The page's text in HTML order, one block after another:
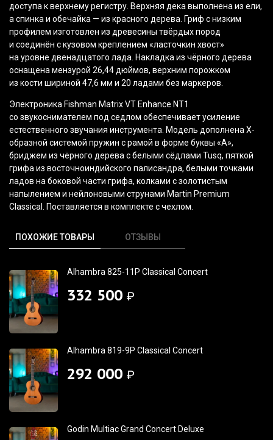
доступа к верхнему регистру. Верхняя дека выполнена из ели,
а спинка и обечайка — из красного дерева. Гриф с низким
профилем изготовлен из древесины твёрдых пород
и соединён с кузовом креплением «ласточкин хвост»
на уровне двенадцатого лада. Накладка из чёрного дерева
оснащена мензурой 26,44 дюймов, верхним порожком
из кости шириной 47,6 мм и 20 ладами без маркеров.
Электроника Fishman Matrix VT Enhance NT1
со звукоснимателем под седлом обеспечивает усиление
естественного звучания инструмента. Модель дополнена X-
образной системой пружин с рамой в форме буквы «А»,
бриджем из чёрного дерева с белыми сёдлами Tusq, пяткой
грифа из восточноиндийского палисандра, белыми точками
ладов на боковой части грифа, колками с золотистым
напылением и нейлоновыми струнами Martin Premium
Classical. Поставляется в комплекте с чехлом.
ПОХОЖИЕ ТОВАРЫ ОТЗЫВЫ
Alhambra 825-11P Classical Concert
332 500 ₽
Alhambra 819-9P Classical Concert
292 000 ₽
Godin Multiac Grand Concert Deluxe